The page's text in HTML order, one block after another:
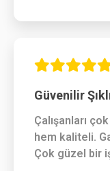
Güvenilir
Çalışanları
hem kaliteli.
Çok güzel bir